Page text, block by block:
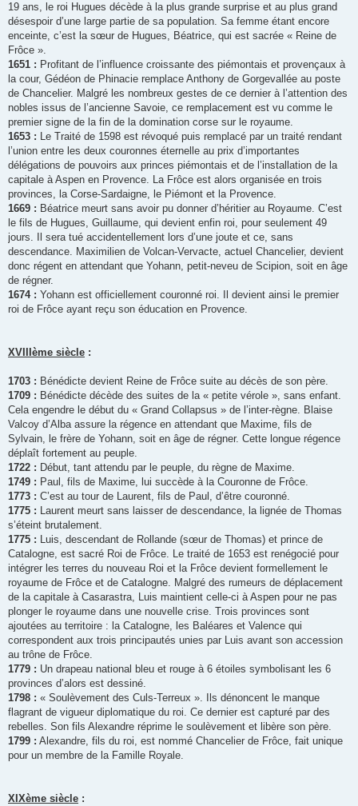
19 ans, le roi Hugues décède à la plus grande surprise et au plus grand
désespoir d’une large partie de sa population. Sa femme étant encore
enceinte, c’est la sœur de Hugues, Béatrice, qui est sacrée « Reine de
Frôce ».
1651 : Profitant de l’influence croissante des piémontais et provençaux à
la cour, Gédéon de Phinacie remplace Anthony de Gorgevallée au poste
de Chancelier. Malgré les nombreux gestes de ce dernier à l’attention des
nobles issus de l’ancienne Savoie, ce remplacement est vu comme le
premier signe de la fin de la domination corse sur le royaume.
1653 : Le Traité de 1598 est révoqué puis remplacé par un traité rendant
l’union entre les deux couronnes éternelle au prix d’importantes
délégations de pouvoirs aux princes piémontais et de l’installation de la
capitale à Aspen en Provence. La Frôce est alors organisée en trois
provinces, la Corse-Sardaigne, le Piémont et la Provence.
1669 : Béatrice meurt sans avoir pu donner d’héritier au Royaume. C’est
le fils de Hugues, Guillaume, qui devient enfin roi, pour seulement 49
jours. Il sera tué accidentellement lors d’une joute et ce, sans
descendance. Maximilien de Volcan-Vervacte, actuel Chancelier, devient
donc régent en attendant que Yohann, petit-neveu de Scipion, soit en âge
de régner.
1674 : Yohann est officiellement couronné roi. Il devient ainsi le premier
roi de Frôce ayant reçu son éducation en Provence.
XVIIIème siècle :
1703 : Bénédicte devient Reine de Frôce suite au décès de son père.
1709 : Bénédicte décède des suites de la « petite vérole », sans enfant.
Cela engendre le début du « Grand Collapsus » de l’inter-règne. Blaise
Valcoy d’Alba assure la régence en attendant que Maxime, fils de
Sylvain, le frère de Yohann, soit en âge de régner. Cette longue régence
déplaît fortement au peuple.
1722 : Début, tant attendu par le peuple, du règne de Maxime.
1749 : Paul, fils de Maxime, lui succède à la Couronne de Frôce.
1773 : C’est au tour de Laurent, fils de Paul, d’être couronné.
1775 : Laurent meurt sans laisser de descendance, la lignée de Thomas
s’éteint brutalement.
1775 : Luis, descendant de Rollande (sœur de Thomas) et prince de
Catalogne, est sacré Roi de Frôce. Le traité de 1653 est renégocié pour
intégrer les terres du nouveau Roi et la Frôce devient formellement le
royaume de Frôce et de Catalogne. Malgré des rumeurs de déplacement
de la capitale à Casarastra, Luis maintient celle-ci à Aspen pour ne pas
plonger le royaume dans une nouvelle crise. Trois provinces sont
ajoutées au territoire : la Catalogne, les Baléares et Valence qui
correspondent aux trois principautés unies par Luis avant son accession
au trône de Frôce.
1779 : Un drapeau national bleu et rouge à 6 étoiles symbolisant les 6
provinces d’alors est dessiné.
1798 : « Soulèvement des Culs-Terreux ». Ils dénoncent le manque
flagrant de vigueur diplomatique du roi. Ce dernier est capturé par des
rebelles. Son fils Alexandre réprime le soulèvement et libère son père.
1799 : Alexandre, fils du roi, est nommé Chancelier de Frôce, fait unique
pour un membre de la Famille Royale.
XIXème siècle :